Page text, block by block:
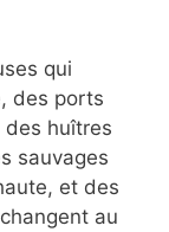
qui
des ports
des huîtres
sauvages
et des
au